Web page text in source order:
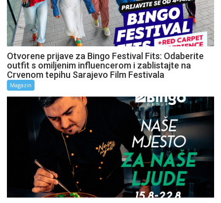
Otvorene prijave za Bingo Festival Fits: Odaberite
outfit s omiljenim influencerom i zablistajte na
Crvenom tepihu Sarajevo Film Festivala
Magazin